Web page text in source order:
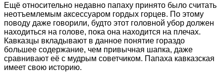
Ещё относительно недавно папаху принято было считать
неотъемлемым аксессуаром гордых горцев. По этому
поводу даже говорили, будто этот головной убор должен
находиться на голове, пока она находится на плечах.
Кавказцы вкладывают в данное понятие гораздо
большее содержание, чем привычная шапка, даже
сравнивают её с мудрым советчиком. Папаха кавказская
имеет свою историю.